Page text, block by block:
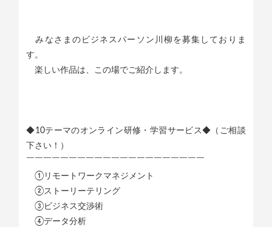
みなさまのビジネスパーソン川柳を募集しておりま
す。
楽しい作品は、この場でご紹介します。
◆10テーマのオンライン研修・学習サービス◆（ご相談
下さい！）
￣￣￣￣￣￣￣￣￣￣￣￣￣￣￣￣￣￣￣￣￣
①リモートワークマネジメント
②ストーリーテリング
③ビジネス交渉術
④データ分析